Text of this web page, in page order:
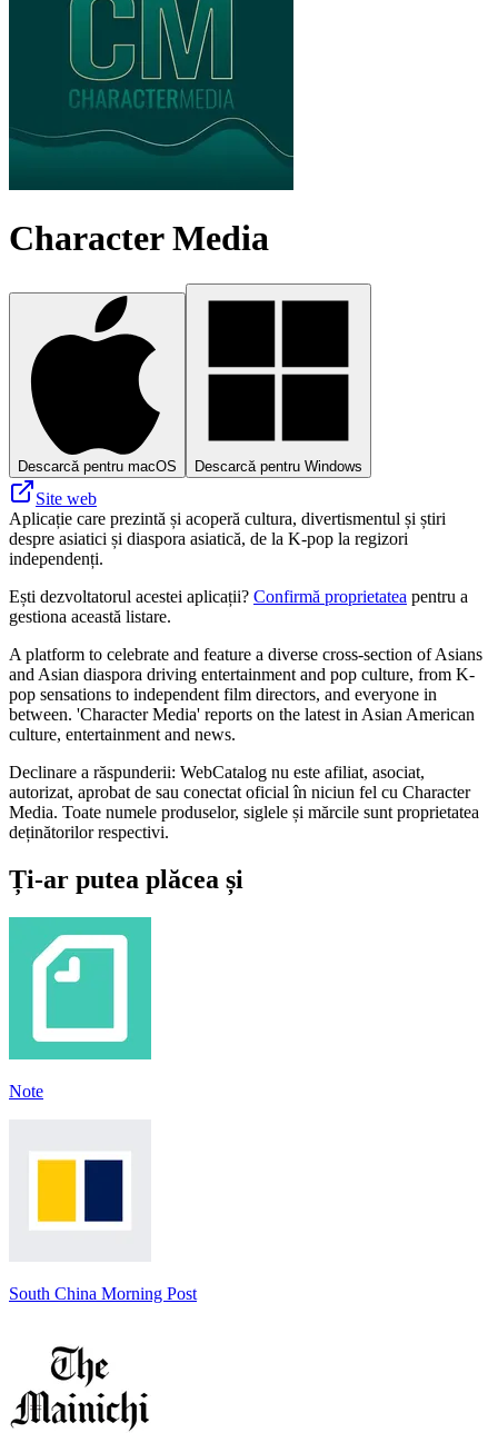
Character Media
Descarcă pentru macOS Descarcă pentru Windows
Site web
Aplicație care prezintă și acoperă cultura, divertismentul și știri
despre asiatici și diaspora asiatică, de la K-pop la regizori
independenți.
Ești dezvoltatorul acestei aplicații? Confirmă proprietatea pentru a
gestiona această listare.
A platform to celebrate and feature a diverse cross-section of Asians
and Asian diaspora driving entertainment and pop culture, from K-
pop sensations to independent film directors, and everyone in
between. 'Character Media' reports on the latest in Asian American
culture, entertainment and news.
Declinare a răspunderii: WebCatalog nu este afiliat, asociat,
autorizat, aprobat de sau conectat oficial în niciun fel cu Character
Media. Toate numele produselor, siglele și mărcile sunt proprietatea
deținătorilor respectivi.
Ți-ar putea plăcea și
Note
South China Morning Post